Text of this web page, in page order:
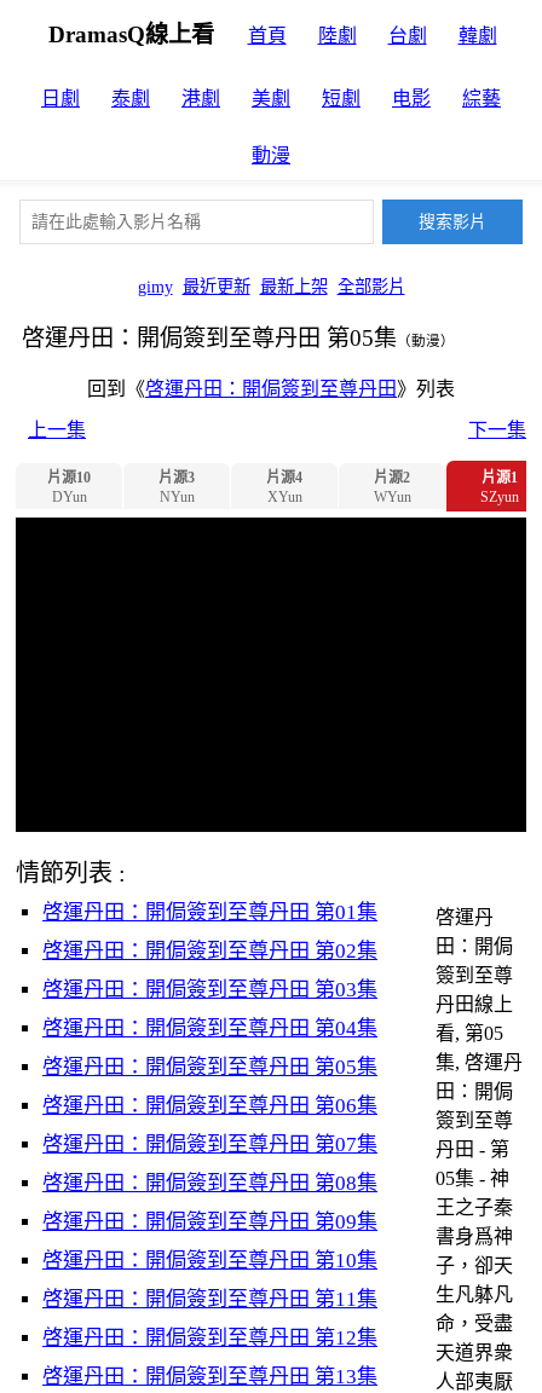
DramasQ線上看 首頁 陸劇 台劇 韓劇
日劇 泰劇 港劇 美劇 短劇 电影 綜藝
動漫
gimy 最近更新 最新上架 全部影片
啓運丹田：開侷簽到至尊丹田 第05集 （動漫）
回到《啓運丹田：開侷簽到至尊丹田》列表
上一集
下一集
片源10
DYun
片源3
NYun
片源4
XYun
片源2
WYun
片源1
SZyun
情節列表 :
啓運丹田：開侷簽到至尊丹田 第01集
啓運丹田：開侷簽到至尊丹田 第02集
啓運丹田：開侷簽到至尊丹田 第03集
啓運丹田：開侷簽到至尊丹田 第04集
啓運丹田：開侷簽到至尊丹田 第05集
啓運丹田：開侷簽到至尊丹田 第06集
啓運丹田：開侷簽到至尊丹田 第07集
啓運丹田：開侷簽到至尊丹田 第08集
啓運丹田：開侷簽到至尊丹田 第09集
啓運丹田：開侷簽到至尊丹田 第10集
啓運丹田：開侷簽到至尊丹田 第11集
啓運丹田：開侷簽到至尊丹田 第12集
啓運丹田：開侷簽到至尊丹田 第13集
啓運丹
田：開侷
簽到至尊
丹田線上
看, 第05
集, 啓運丹
田：開侷
簽到至尊
丹田 - 第
05集 - 神
王之子秦
書身爲神
子，卻天
生凡躰凡
命，受盡
天道界衆
人部夷厭